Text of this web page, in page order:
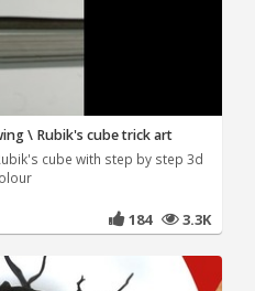
\ Rubik's cube trick art
cube with step by step 3d
184 3.3K